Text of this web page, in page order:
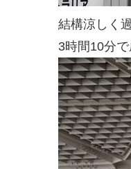
結構涼しく
3時間10分で